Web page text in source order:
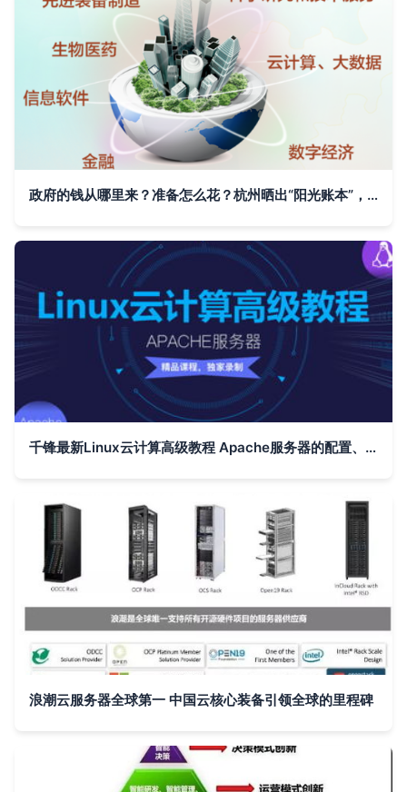
政府的钱从哪里来？准备怎么花？杭州晒出“阳光账本”，云计算助力财政透明新篇章
千锋最新Linux云计算高级教程 Apache服务器的配置、安装与使用实战
浪潮云服务器全球第一 中国云核心装备引领全球的里程碑